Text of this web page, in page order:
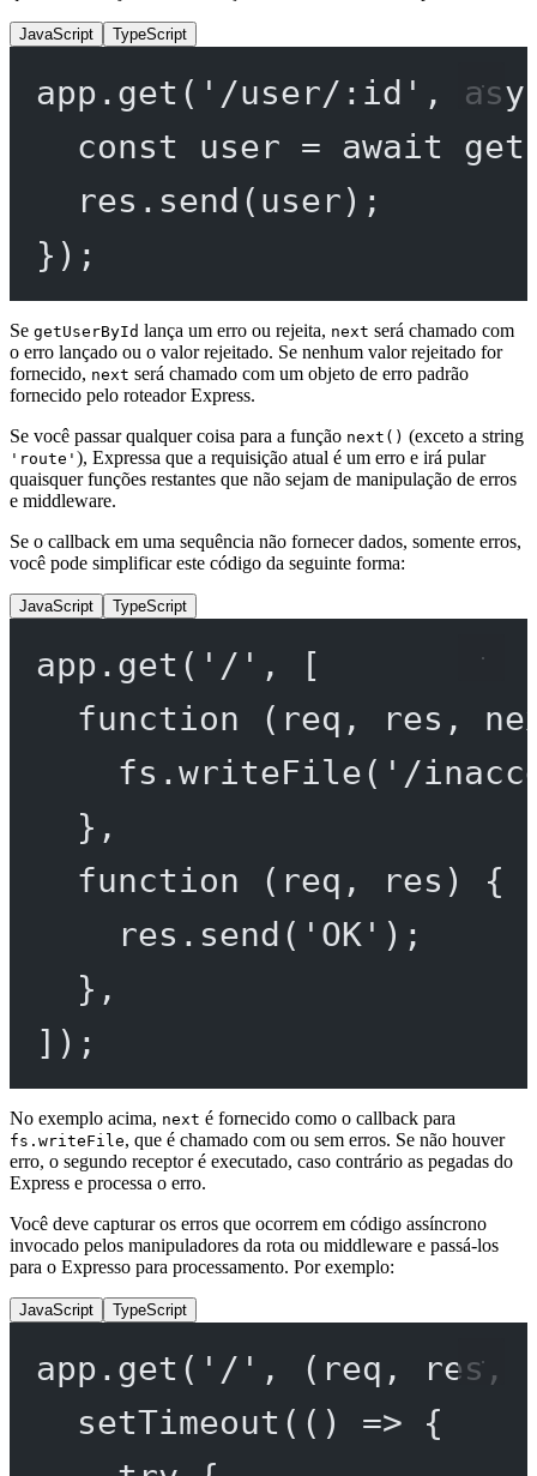
JavaScript TypeScript
app. get ( '/user/:id' ,
const
user = await
res. send (user);
});
Se getUserById lança um erro ou rejeita, next será chamado com
o erro lançado ou o valor rejeitado. Se nenhum valor rejeitado for
fornecido, next será chamado com um objeto de erro padrão
fornecido pelo roteador Express.
Se você passar qualquer coisa para a função next() (exceto a string
'route' ), Expressa que a requisição atual é um erro e irá pular
quaisquer funções restantes que não sejam de manipulação de erros
e middleware.
Se o callback em uma sequência não fornecer dados, somente erros,
você pode simplificar este código da seguinte forma:
JavaScript TypeScript
app. get ( '/' , [
function ( req , res ,
fs.writeFile( '/
},
function ( req , res ) {
res. send ( 'OK' );
},
]);
No exemplo acima, next é fornecido como o callback para
fs.writeFile, que é chamado com ou sem erros. Se não houver
erro, o segundo receptor é executado, caso contrário as pegadas do
Express e processa o erro.
Você deve capturar os erros que ocorrem em código assíncrono
invocado pelos manipuladores da rota ou middleware e passá-los
para o Expresso para processamento. Por exemplo:
JavaScript TypeScript
app. get ( '/' , ( req , res,
setTimeout (() => {